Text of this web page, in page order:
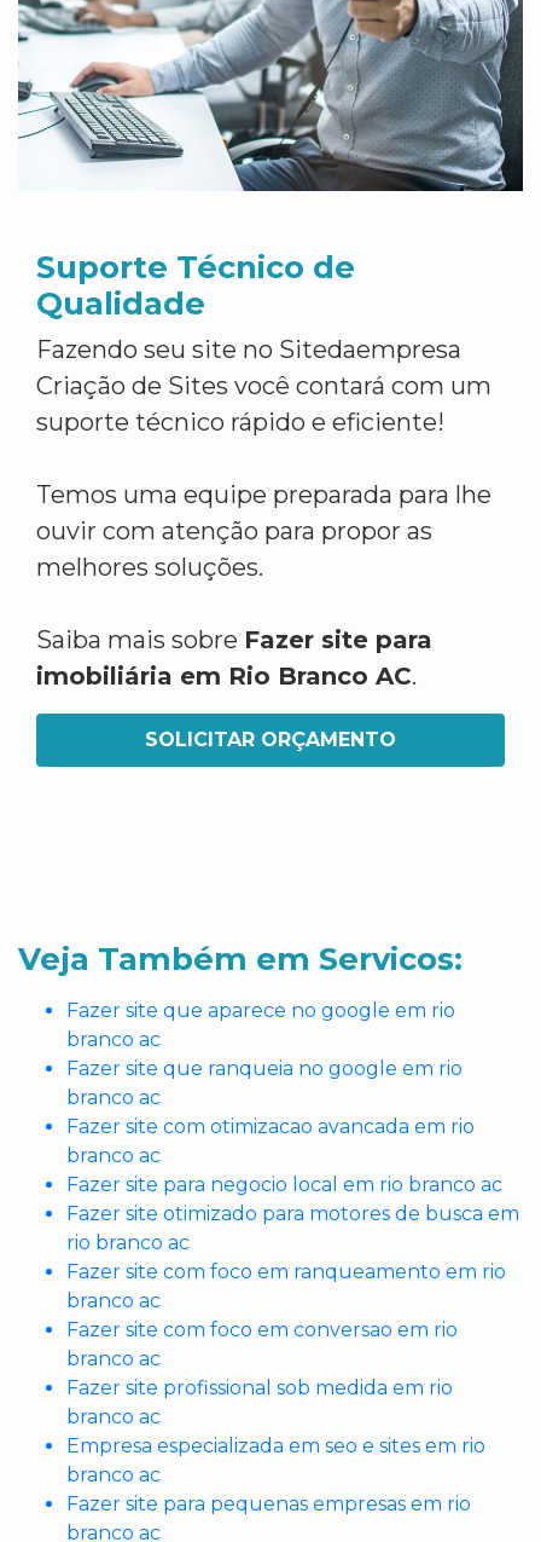
Suporte Técnico de
Qualidade
Fazendo seu site no Sitedaempresa
Criação de Sites você contará com um
suporte técnico rápido e eficiente!
Temos uma equipe preparada para lhe
ouvir com atenção para propor as
melhores soluções.
Saiba mais sobre Fazer site para
imobiliária em Rio Branco AC.
SOLICITAR ORÇAMENTO
Veja Também em Servicos:
Fazer site que aparece no google em rio
branco ac
Fazer site que ranqueia no google em rio
branco ac
Fazer site com otimizacao avancada em rio
branco ac
Fazer site para negocio local em rio branco ac
Fazer site otimizado para motores de busca em
rio branco ac
Fazer site com foco em ranqueamento em rio
branco ac
Fazer site com foco em conversao em rio
branco ac
Fazer site profissional sob medida em rio
branco ac
Empresa especializada em seo e sites em rio
branco ac
Fazer site para pequenas empresas em rio
branco ac